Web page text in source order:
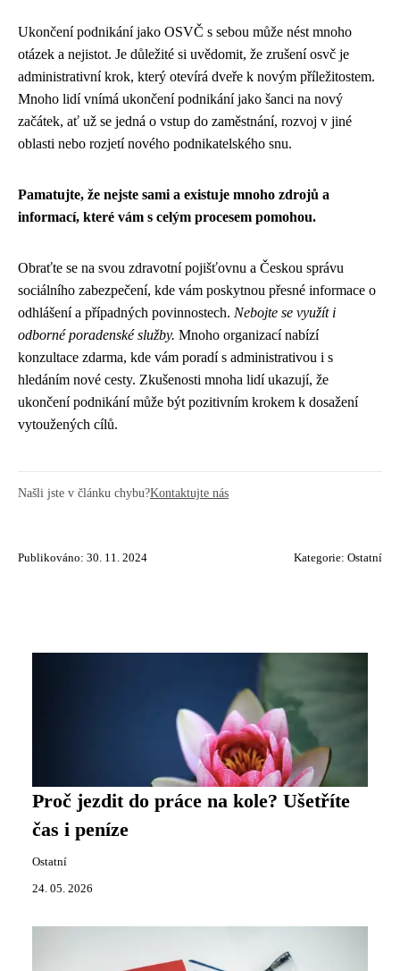
Ukončení podnikání jako OSVČ s sebou může nést mnoho
otázek a nejistot. Je důležité si uvědomit, že zrušení osvč je
administrativní krok, který otevírá dveře k novým příležitostem.
Mnoho lidí vnímá ukončení podnikání jako šanci na nový
začátek, ať už se jedná o vstup do zaměstnání, rozvoj v jiné
oblasti nebo rozjetí nového podnikatelského snu.
Pamatujte, že nejste sami a existuje mnoho zdrojů a
informací, které vám s celým procesem pomohou.
Obraťte se na svou zdravotní pojišťovnu a Českou správu
sociálního zabezpečení, kde vám poskytnou přesné informace o
odhlášení a případných povinnostech. Nebojte se využít i
odborné poradenské služby. Mnoho organizací nabízí
konzultace zdarma, kde vám poradí s administrativou i s
hledáním nové cesty. Zkušenosti mnoha lidí ukazují, že
ukončení podnikání může být pozitivním krokem k dosažení
vytoužených cílů.
Našli jste v článku chybu?Kontaktujte nás
Publikováno: 30. 11. 2024 Kategorie: Ostatní
Proč jezdit do práce na kole? Ušetříte
čas i peníze
Ostatní
24. 05. 2026